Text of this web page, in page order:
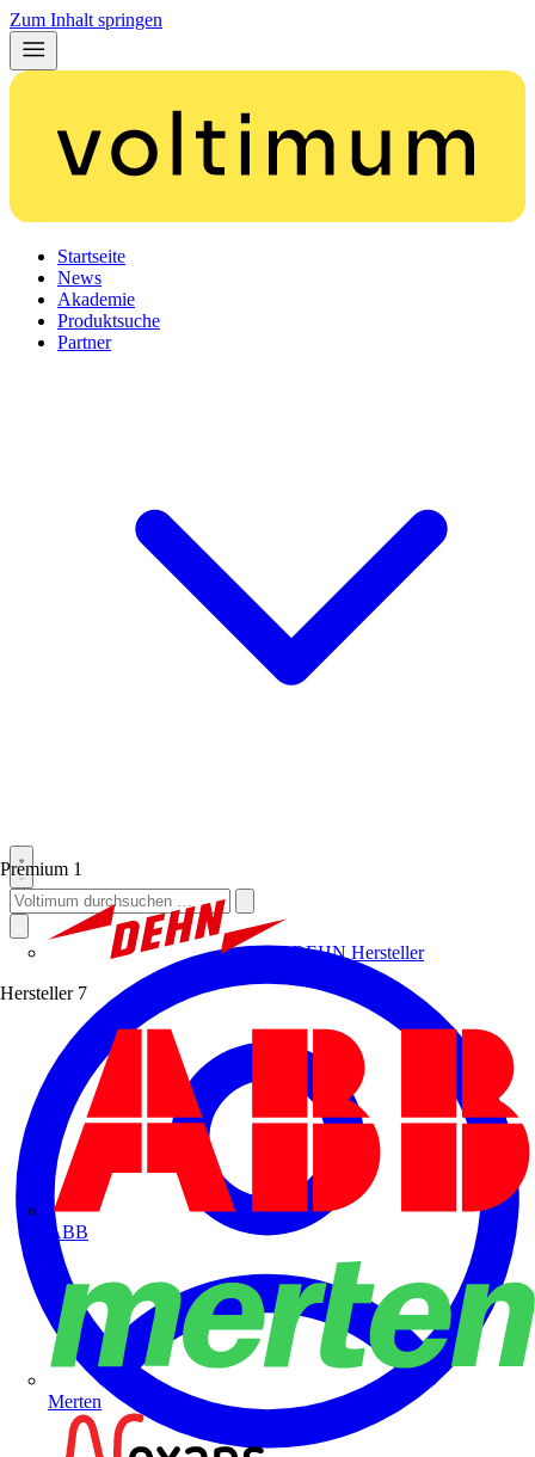
Zum Inhalt springen
Startseite
News
Akademie
Produktsuche
Partner
Premium 1
DEHN Hersteller
Hersteller 7
ABB
Merten